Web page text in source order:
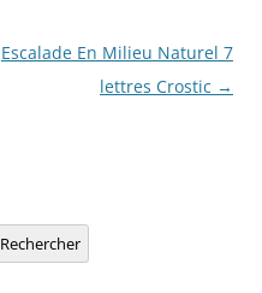
Escalade En Milieu Naturel 7
lettres Crostic →
Rechercher